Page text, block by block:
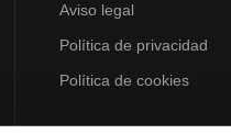
Aviso legal
Política de privacidad
Política de cookies